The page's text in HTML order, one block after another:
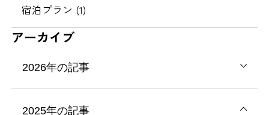
宿泊プラン (1)
アーカイブ
2026年の記事
2025年の記事